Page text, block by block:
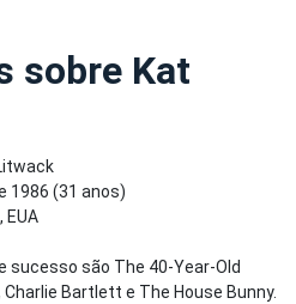
sobre Kat
1986 (31 anos)
EUA
são The 40-Year-Old
Bartlett e The House Bunny.